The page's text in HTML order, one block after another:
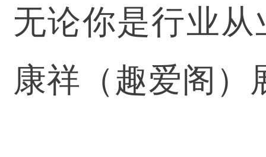
无论你是行业
康祥（趣爱阁）